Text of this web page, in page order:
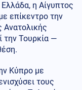
η Αίγυπτος
επίκεντρο την
Ανατολικής
την Τουρκία —
Κύπρο με
τους